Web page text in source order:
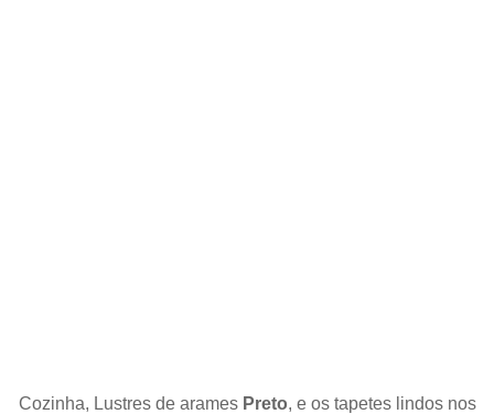
Cozinha, Lustres de arames Preto, e os tapetes lindos nos